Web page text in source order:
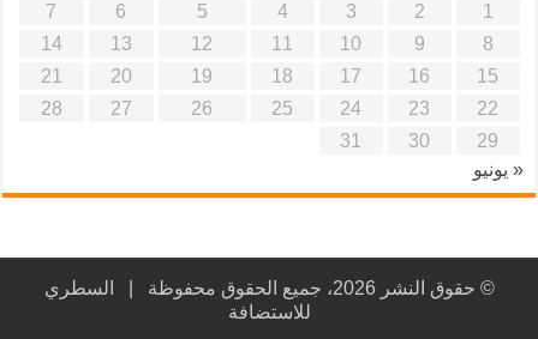
1
2
3
4
5
6
7
8
9
10
11
12
13
14
15
16
17
18
19
20
21
22
23
24
25
26
27
28
29
30
31
« يونيو
© حقوق النشر 2026، جميع الحقوق محفوظة |
السطري
للاستضافة